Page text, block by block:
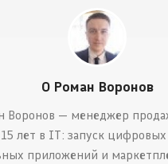
О Роман Воронов
Воронов — менеджер
лет в IT: запуск
приложений и